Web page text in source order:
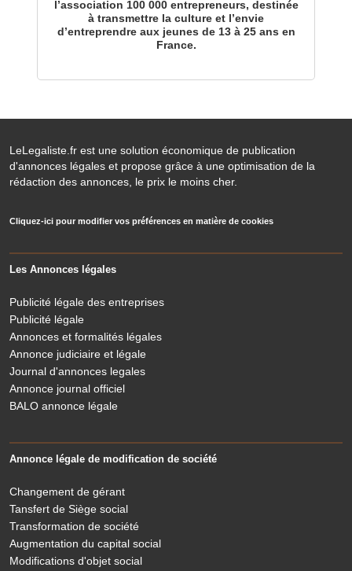
l’association 100 000 entrepreneurs, destinée
à transmettre la culture et l’envie
d’entreprendre aux jeunes de 13 à 25 ans en
France.
LeLegaliste.fr est une solution économique de publication
d'annonces légales et propose grâce à une optimisation de la
rédaction des annonces, le prix le moins cher.
Cliquez-ici pour modifier vos préférences en matière de cookies
Les Annonces légales
Publicité légale des entreprises
Publicité légale
Annonces et formalités légales
Annonce judiciaire et légale
Journal d'annonces legales
Annonce journal officiel
BALO annonce légale
Annonce légale de modification de société
Changement de gérant
Tansfert de Siège social
Transformation de société
Augmentation du capital social
Modifications d'objet social